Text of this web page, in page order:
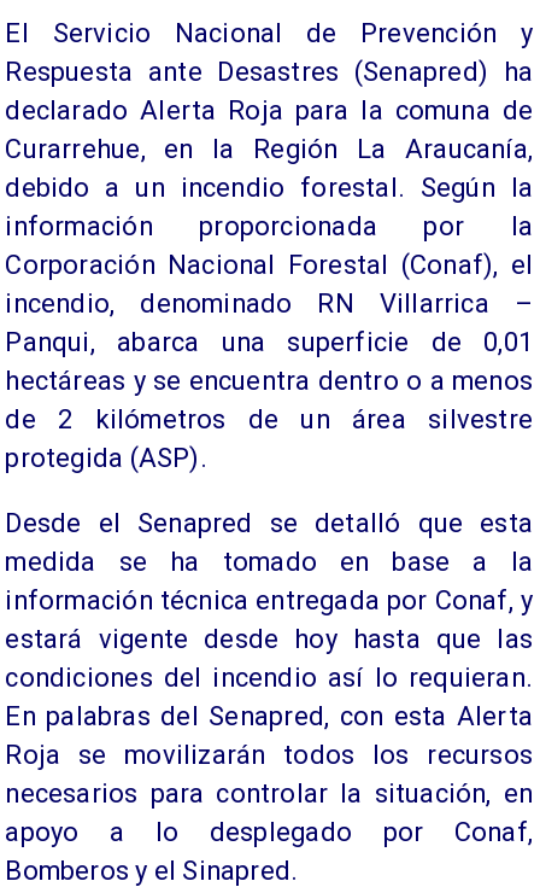
El Servicio Nacional de Prevención y
Respuesta ante Desastres (Senapred) ha
declarado Alerta Roja para la comuna de
Curarrehue, en la Región La Araucanía,
debido a un incendio forestal. Según la
información proporcionada por la
Corporación Nacional Forestal (Conaf), el
incendio, denominado RN Villarrica –
Panqui, abarca una superficie de 0,01
hectáreas y se encuentra dentro o a menos
de 2 kilómetros de un área silvestre
protegida (ASP).
Desde el Senapred se detalló que esta
medida se ha tomado en base a la
información técnica entregada por Conaf, y
estará vigente desde hoy hasta que las
condiciones del incendio así lo requieran.
En palabras del Senapred, con esta Alerta
Roja se movilizarán todos los recursos
necesarios para controlar la situación, en
apoyo a lo desplegado por Conaf,
Bomberos y el Sinapred.